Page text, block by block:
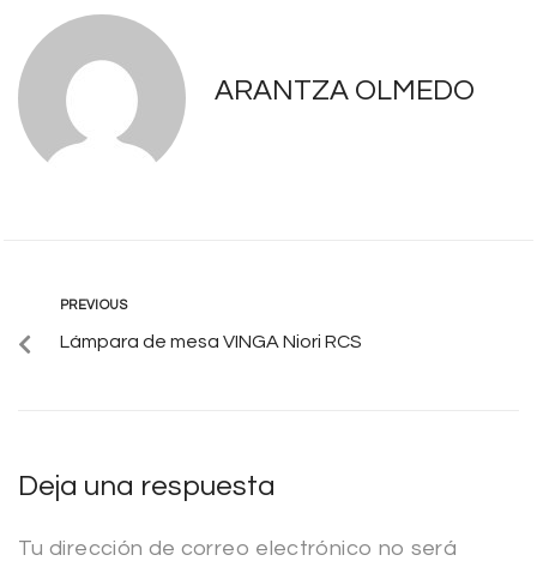
ARANTZA OLMEDO
PREVIOUS
Lámpara de mesa VINGA Niori RCS
Deja una respuesta
Tu dirección de correo electrónico no será